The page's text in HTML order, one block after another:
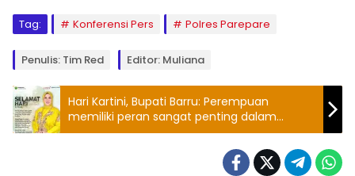
Tag: Konferensi Pers Polres Parepare
Penulis: Tim Red Editor: Muliana
Hari Kartini, Bupati Barru: Perempuan
memiliki peran sangat penting dalam
membentuk masa depan bangsa dan